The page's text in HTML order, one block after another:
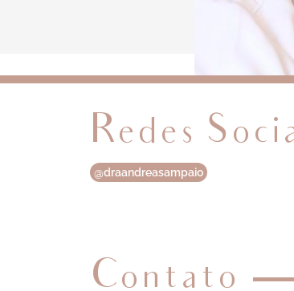
Redes
@draandreasampaio
Contato